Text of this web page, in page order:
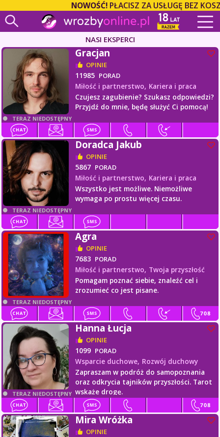
NOWOŚĆ!PŁACISZ ZA USŁUGĘ BEZ
NASI EKSPERCI
TERAZ NIEDOSTĘPNY
Gracjan
OPINIE
11985 PORAD
Miłość i partnerstwo, Kariera i praca
Czujesz zagubienie? Szukasz odpowiedzi?
Przyjdź do mnie, będę służyć Ci pomocą!
TERAZ NIEDOSTĘPNY
Doradca Jakub
OPINIE
5867 PORAD
Miłość i partnerstwo, Kariera i praca
Wszystko jest możliwe. Niemożliwe
wymaga po prostu więcej czasu.
TERAZ NIEDOSTĘPNY
Agra
OPINIE
7683 PORAD
Miłość i partnerstwo, Twoja przyszłość
Pomagam poznać siebie, znaleźć cel i
zrozumieć co jest pisane.
TERAZ NIEDOSTĘPNY
Hanna Łucja
OPINIE
1099 PORAD
Wsparcie duchowe, Rozwój duchowy
Zapraszam w podróż do samopoznania
oraz odkrycia tajników przyszłości. Tarot
wskaże drogę.
Mira Wróżka
OPINIE